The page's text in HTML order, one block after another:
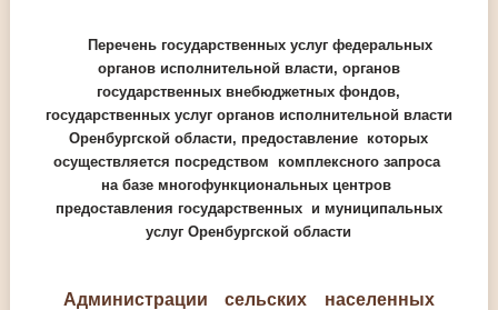
Перечень государственных услуг федеральных
органов исполнительной власти, органов
государственных внебюджетных фондов,
государственных услуг органов исполнительной власти
Оренбургской области, предоставление которых
осуществляется посредством комплексного запроса
на базе многофункциональных центров
предоставления государственных и муниципальных
услуг Оренбургской области
Администрации сельских населенных